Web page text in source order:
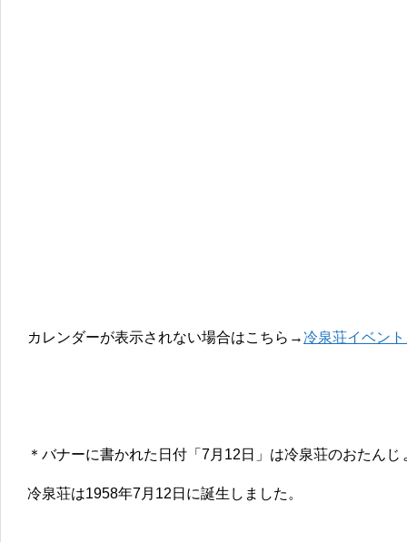
カレンダーが表示されない場合はこちら→冷泉荘イベン
＊バナーに書かれた日付「7月12日」は冷泉荘のおたんじ
冷泉荘は1958年7月12日に誕生しました。